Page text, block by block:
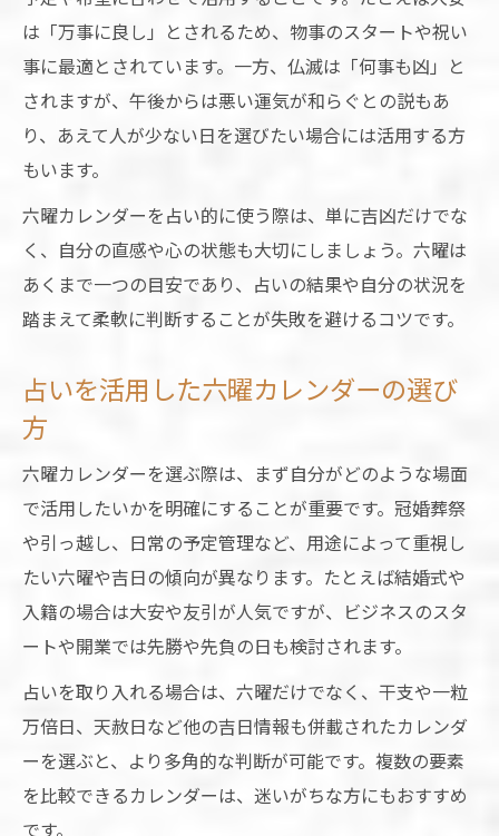
は「万事に良し」とされるため、物事のスタートや祝い
事に最適とされています。一方、仏滅は「何事も凶」と
されますが、午後からは悪い運気が和らぐとの説もあ
り、あえて人が少ない日を選びたい場合には活用する方
もいます。
六曜カレンダーを占い的に使う際は、単に吉凶だけでな
く、自分の直感や心の状態も大切にしましょう。六曜は
あくまで一つの目安であり、占いの結果や自分の状況を
踏まえて柔軟に判断することが失敗を避けるコツです。
占いを活用した六曜カレンダーの選び
方
六曜カレンダーを選ぶ際は、まず自分がどのような場面
で活用したいかを明確にすることが重要です。冠婚葬祭
や引っ越し、日常の予定管理など、用途によって重視し
たい六曜や吉日の傾向が異なります。たとえば結婚式や
入籍の場合は大安や友引が人気ですが、ビジネスのスタ
ートや開業では先勝や先負の日も検討されます。
占いを取り入れる場合は、六曜だけでなく、干支や一粒
万倍日、天赦日など他の吉日情報も併載されたカレンダ
ーを選ぶと、より多角的な判断が可能です。複数の要素
を比較できるカレンダーは、迷いがちな方にもおすすめ
です。